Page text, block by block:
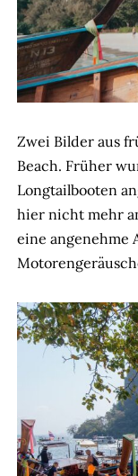
Zwei Bilder aus
Beach. Früher
Longtailbooten
hier nicht mehr
eine angenehme